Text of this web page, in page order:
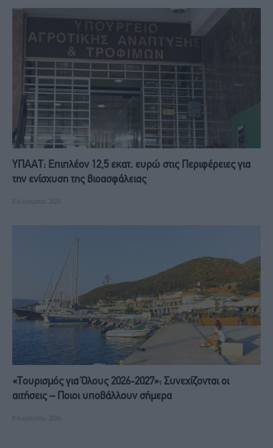
ΥΠΑΑΤ: Επιπλέον 12,5 εκατ. ευρώ στις Περιφέρειες για
την ενίσχυση της βιοασφάλειας
8 Αυγούστου, 2026
«Τουρισμός για Όλους 2026-2027»: Συνεχίζονται οι
αιτήσεις – Ποιοι υποβάλλουν σήμερα
8 Αυγούστου, 2026